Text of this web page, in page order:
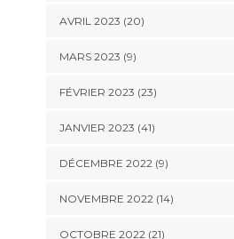
AVRIL 2023 (20)
MARS 2023 (9)
FÉVRIER 2023 (23)
JANVIER 2023 (41)
DÉCEMBRE 2022 (9)
NOVEMBRE 2022 (14)
OCTOBRE 2022 (21)